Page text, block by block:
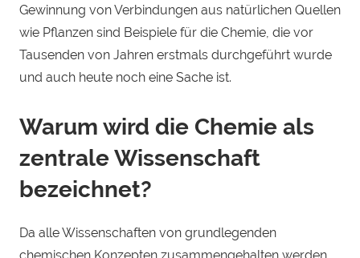
Gewinnung von Verbindungen aus natürlichen Quellen
wie Pflanzen sind Beispiele für die Chemie, die vor
Tausenden von Jahren erstmals durchgeführt wurde
und auch heute noch eine Sache ist.
Warum wird die Chemie als
zentrale Wissenschaft
bezeichnet?
Da alle Wissenschaften von grundlegenden